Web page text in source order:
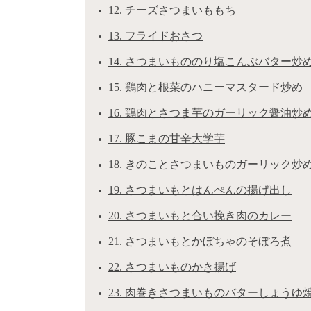
12. チーズさつまいももち
13. フライドおさつ
14. さつまいもののり塩こんぶバター炒
15. 鶏肉と根菜のハニーマスタード炒め
16. 鶏肉とさつま芋のガーリック醤油炒
17. 豚こまの甘辛大学芋
18. きのことさつまいものガーリック炒
19. さつまいもとはんぺんの揚げ出し
20. さつまいもと合い挽き肉のカレー
21. さつまいもとかぼちゃのそぼろ煮
22. さつまいものかき揚げ
23. 肉巻きさつまいものバターしょうゆ